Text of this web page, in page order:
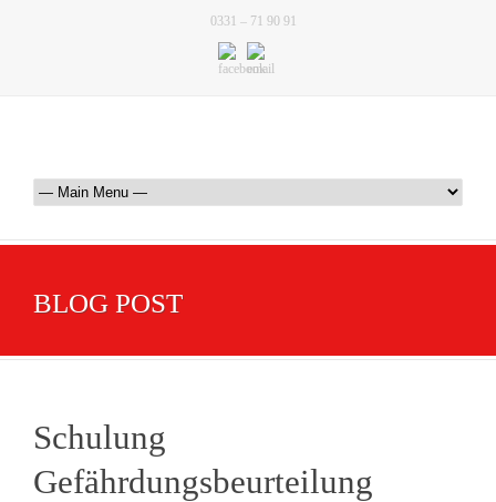
0331 – 71 90 91
BLOG POST
Schulung
Gefährdungsbeurteilung